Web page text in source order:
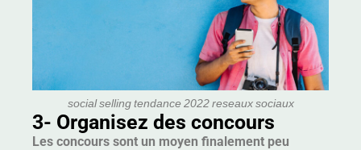
social selling tendance 2022 reseaux sociaux
3- Organisez des concours
Les concours sont un moyen finalement peu